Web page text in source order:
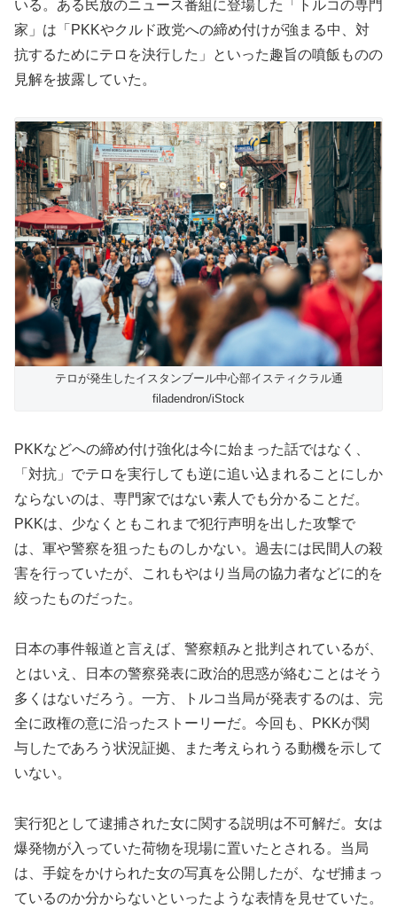
いる。ある民放のニュース番組に登場した「トルコの専門
家」は「PKKやクルド政党への締め付けが強まる中、対
抗するためにテロを決行した」といった趣旨の噴飯ものの
見解を披露していた。
テロが発生したイスタンブール中心部イスティクラル通
filadendron/iStock
PKKなどへの締め付け強化は今に始まった話ではなく、
「対抗」でテロを実行しても逆に追い込まれることにしか
ならないのは、専門家ではない素人でも分かることだ。
PKKは、少なくともこれまで犯行声明を出した攻撃で
は、軍や警察を狙ったものしかない。過去には民間人の殺
害を行っていたが、これもやはり当局の協力者などに的を
絞ったものだった。
日本の事件報道と言えば、警察頼みと批判されているが、
とはいえ、日本の警察発表に政治的思惑が絡むことはそう
多くはないだろう。一方、トルコ当局が発表するのは、完
全に政権の意に沿ったストーリーだ。今回も、PKKが関
与したであろう状況証拠、また考えられうる動機を示して
いない。
実行犯として逮捕された女に関する説明は不可解だ。女は
爆発物が入っていた荷物を現場に置いたとされる。当局
は、手錠をかけられた女の写真を公開したが、なぜ捕まっ
ているのか分からないといったような表情を見せていた。